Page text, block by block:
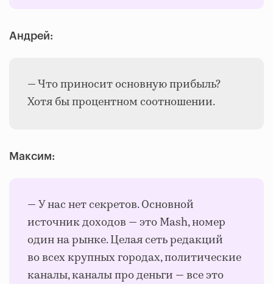
Андрей:
— Что приносит основную прибыль?
Хотя бы процентном соотношении.
Максим:
— У нас нет секретов. Основной
источник доходов — это Mash, номер
один на рынке. Целая сеть редакций
во всех крупных городах, политические
каналы, каналы про деньги — все это